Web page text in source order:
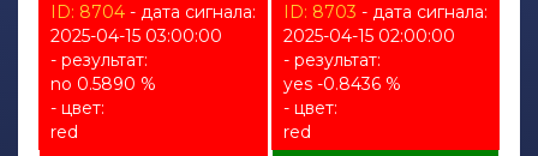
ID: 8704 - дата сигнала:
2025-04-15 03:00:00
- результат:
no 0.5890 %
- цвет:
red
ID: 8703 - дата сигнала:
2025-04-15 02:00:00
- результат:
yes -0.8436 %
- цвет:
red